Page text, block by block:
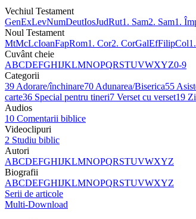
Vechiul Testament
GenExLevNumDeutIosJudRut1. Sam2. Sam1.
Noul Testament
MtMcLcIoanFapRom1. Cor2. CorGalEfFilipCol
Cuvânt cheie
ABCDEFGHIJKLMNOPQRSTUVWXYZ0-9
Categorii
39 Adorare/închinare70 Adunarea/Biserica55
carte36 Special pentru tineri7 Verset cu verset19
Audios
10 Comentarii biblice
Videoclipuri
2 Studiu biblic
Autori
ABCDEFGHIJKLMNOPQRSTUVWXYZ
Biografii
ABCDEFGHIJKLMNOPQRSTUVWXYZ
Serii de articole
Multi-Download